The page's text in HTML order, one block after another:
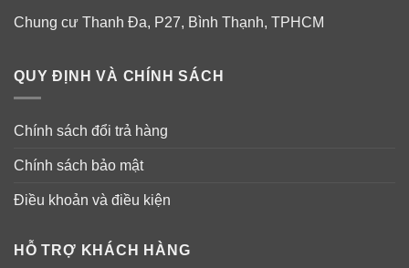
Chung cư Thanh Đa, P27, Bình Thạnh, TPHCM
QUY ĐỊNH VÀ CHÍNH SÁCH
Chính sách đổi trả hàng
Chính sách bảo mật
Điều khoản và điều kiện
HỖ TRỢ KHÁCH HÀNG